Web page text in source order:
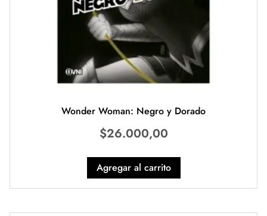
Wonder Woman: Negro y Dorado
$26.000,00
Agregar al carrito